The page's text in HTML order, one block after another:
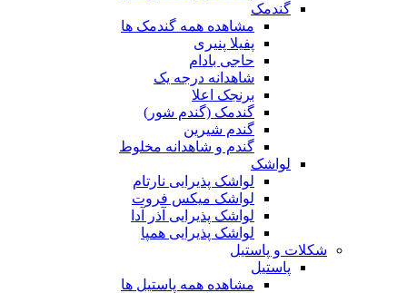
گندمک
مشاهده همه گندمک ها
پفیلا پنیری
حاجی بادام
شاهدانه درجه یک
برنجک اعلا
گندمک (گندم شور)
گندم شیرین
گندم و شاهدانه مخلوط
لواشک
لواشک پذیرایی نارتام
لواشک میکس فروت
لواشک پذیرایی آذر آدا
لواشک پذیرایی همپا
شکلات و پاستیل
پاستیل
مشاهده همه پاستیل ها